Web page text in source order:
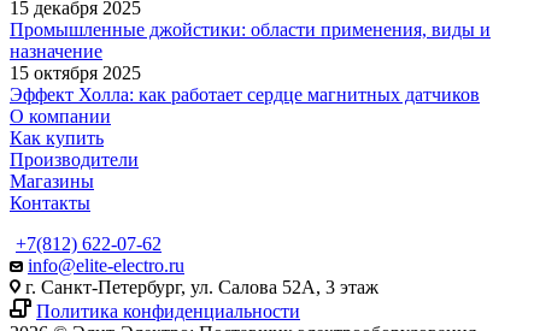
15 декабря 2025
Промышленные джойстики: области применения, виды и
назначение
15 октября 2025
Эффект Холла: как работает сердце магнитных датчиков
О компании
Как купить
Производители
Магазины
Контакты
+7(812) 622-07-62
info@elite-electro.ru
г. Санкт-Петербург, ул. Салова 52А, 3 этаж
Политика конфиденциальности